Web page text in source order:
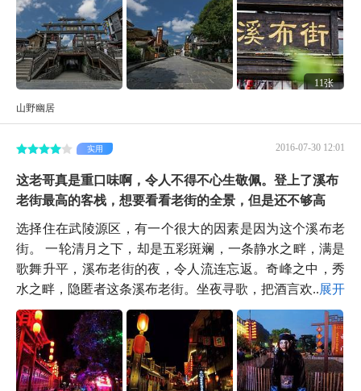
11张
山野幽居
2016-07-30 12:01
实用
这老哥真是重口味啊，令人不得不心生敬佩。登上了溪布
老街最高的客栈，想要看看老街的全景，但是还不够高
选择住在武陵源区，有一个很大的因素是因为这个溪布老
街。 一轮清月之下，却是五彩斑斓，一条静水之畔，满是
歌舞升平，溪布老街的夜，令人流连忘返。奇峰之中，秀
水之畔，隐匿者这条溪布老街。坐夜寻歌，把酒言欢...展开